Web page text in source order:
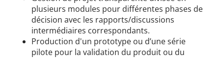
plusieurs modules pour différentes phases de
décision avec les rapports/discussions
intermédiaires correspondants.
Production d'un prototype ou d’une série
pilote pour la validation du produit ou du